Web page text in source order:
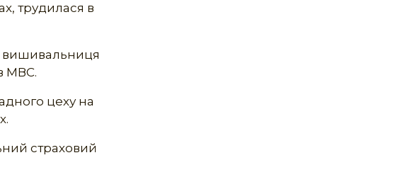
трудилася в
вишивальниця
МВС.
цеху на
страховий